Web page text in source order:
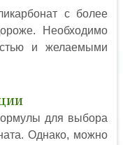
с более
Необходимо
и желаемыми
для выбора
Однако, можно